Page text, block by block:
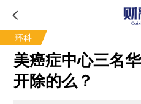
环科
美癌症中心三名
开除的么？